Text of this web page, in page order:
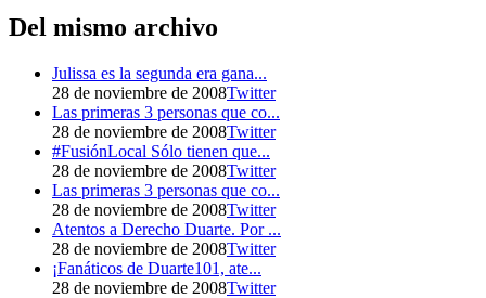
Del mismo archivo
Julissa es la segunda era gana...
28 de noviembre de 2008Twitter
Las primeras 3 personas que co...
28 de noviembre de 2008Twitter
#FusiónLocal Sólo tienen que...
28 de noviembre de 2008Twitter
Las primeras 3 personas que co...
28 de noviembre de 2008Twitter
Atentos a Derecho Duarte. Por ...
28 de noviembre de 2008Twitter
¡Fanáticos de Duarte101, ate...
28 de noviembre de 2008Twitter